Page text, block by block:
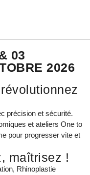
03
2026
précision et sécurité.
et ateliers One to
pour progresser vite et
maîtrisez !
Rhinoplastie